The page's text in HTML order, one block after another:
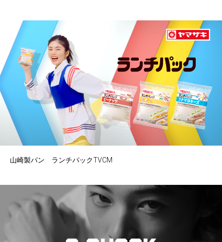
山崎製パン ランチパックTVCM